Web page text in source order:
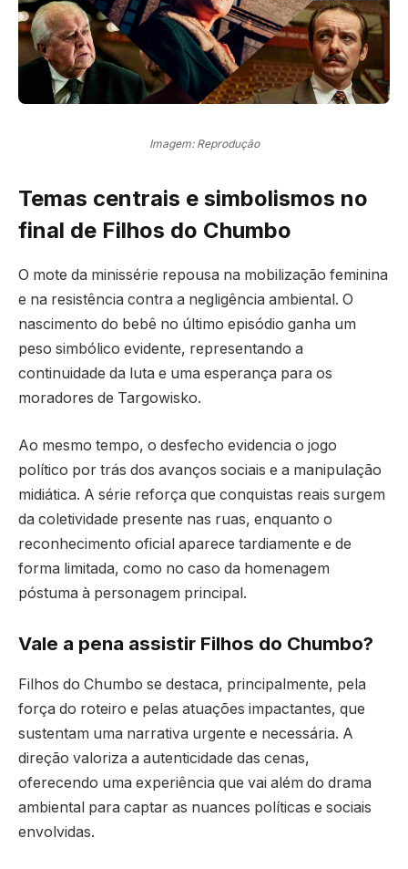
Imagem: Reprodução
Temas centrais e simbolismos no
final de Filhos do Chumbo
O mote da minissérie repousa na mobilização feminina
e na resistência contra a negligência ambiental. O
nascimento do bebê no último episódio ganha um
peso simbólico evidente, representando a
continuidade da luta e uma esperança para os
moradores de Targowisko.
Ao mesmo tempo, o desfecho evidencia o jogo
político por trás dos avanços sociais e a manipulação
midiática. A série reforça que conquistas reais surgem
da coletividade presente nas ruas, enquanto o
reconhecimento oficial aparece tardiamente e de
forma limitada, como no caso da homenagem
póstuma à personagem principal.
Vale a pena assistir Filhos do Chumbo?
Filhos do Chumbo se destaca, principalmente, pela
força do roteiro e pelas atuações impactantes, que
sustentam uma narrativa urgente e necessária. A
direção valoriza a autenticidade das cenas,
oferecendo uma experiência que vai além do drama
ambiental para captar as nuances políticas e sociais
envolvidas.